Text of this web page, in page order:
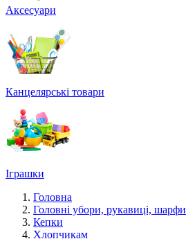
Аксесуари
Канцелярські товари
Іграшки
Головна
Головні убори, рукавиці, шарфи
Кепки
Хлопчикам